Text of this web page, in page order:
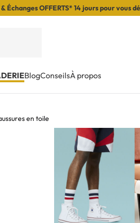
Échanges OFFERTS* 14 jours pour
BlogConseilsÀ propos
en toile